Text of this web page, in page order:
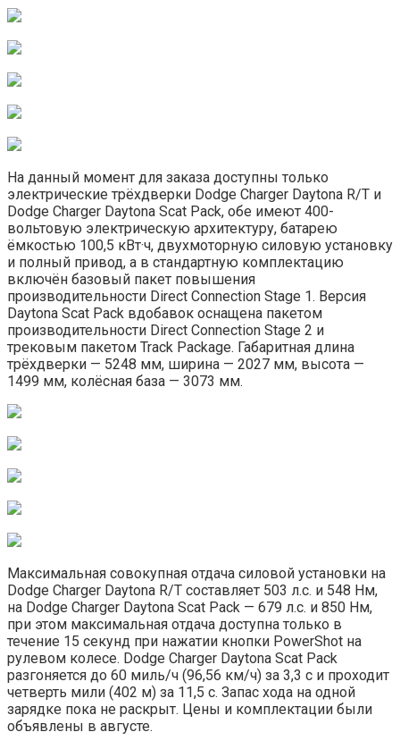
На данный момент для заказа доступны только
электрические трёхдверки Dodge Charger Daytona R/T и
Dodge Charger Daytona Scat Pack, обе имеют 400-
вольтовую электрическую архитектуру, батарею
ёмкостью 100,5 кВт·ч, двухмоторную силовую установку
и полный привод, а в стандартную комплектацию
включён базовый пакет повышения
производительности Direct Connection Stage 1. Версия
Daytona Scat Pack вдобавок оснащена пакетом
производительности Direct Connection Stage 2 и
трековым пакетом Track Package. Габаритная длина
трёхдверки — 5248 мм, ширина — 2027 мм, высота —
1499 мм, колёсная база — 3073 мм.
Максимальная совокупная отдача силовой установки на
Dodge Charger Daytona R/T составляет 503 л.с. и 548 Нм,
на Dodge Charger Daytona Scat Pack — 679 л.с. и 850 Нм,
при этом максимальная отдача доступна только в
течение 15 секунд при нажатии кнопки PowerShot на
рулевом колесе. Dodge Charger Daytona Scat Pack
разгоняется до 60 миль/ч (96,56 км/ч) за 3,3 с и проходит
четверть мили (402 м) за 11,5 с. Запас хода на одной
зарядке пока не раскрыт. Цены и комплектации были
объявлены в августе.